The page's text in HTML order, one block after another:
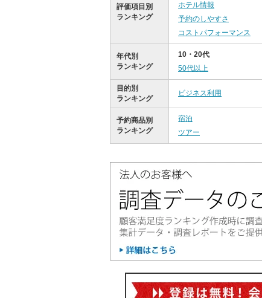
評価項目別
ランキング
ホテル情報
予約のしやすさ
コストパフォーマンス
年代別
ランキング
10・20代
50代以上
目的別
ランキング
ビジネス利用
予約商品別
ランキング
宿泊
ツアー